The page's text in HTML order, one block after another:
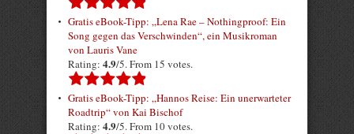
Gratis eBook-Tipp: „Lena Rae – Nothingproof: Ein
Song gegen das Verschwinden“, ein Musikroman
von Lauris Vane
Rating: 4.9/5. From 15 votes.
Gratis eBook-Tipp: „Hannos Reise: Ein unerwarteter
Roadtrip“ von Kai Bischof
Rating: 4.9/5. From 10 votes.